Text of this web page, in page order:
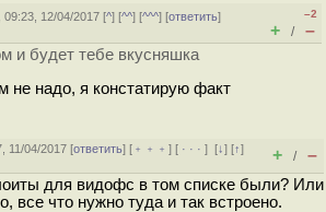
09:23, 12/04/2017 [^] [^^] [^^^] [ответить]
–2
+ / –
и будет тебе вкусняшка
не надо, я констатирую факт
11/04/2017 [ответить] [ ﹢﹢﹢] [ · · ·][↓] [↑]
+ / –
для видофс в том списке были? Или
все что нужно туда и так встроено.